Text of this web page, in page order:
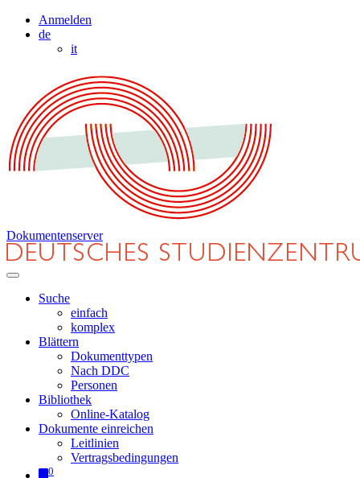
Anmelden
de
it
Dokumentenserver
Suche
einfach
komplex
Blättern
Dokumenttypen
Nach DDC
Personen
Bibliothek
Online-Katalog
Dokumente einreichen
Leitlinien
Vertragsbedingungen
0